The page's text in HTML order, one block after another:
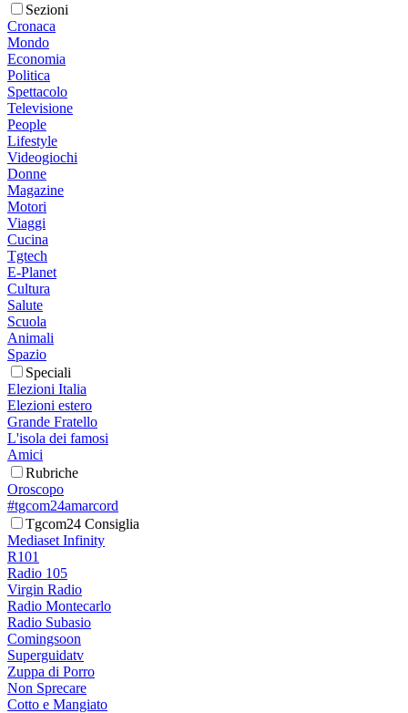
Sezioni
Cronaca
Mondo
Economia
Politica
Spettacolo
Televisione
People
Lifestyle
Videogiochi
Donne
Magazine
Motori
Viaggi
Cucina
Tgtech
E-Planet
Cultura
Salute
Scuola
Animali
Spazio
Speciali
Elezioni Italia
Elezioni estero
Grande Fratello
L'isola dei famosi
Amici
Rubriche
Oroscopo
#tgcom24amarcord
Tgcom24 Consiglia
Mediaset Infinity
R101
Radio 105
Virgin Radio
Radio Montecarlo
Radio Subasio
Comingsoon
Superguidatv
Zuppa di Porro
Non Sprecare
Cotto e Mangiato